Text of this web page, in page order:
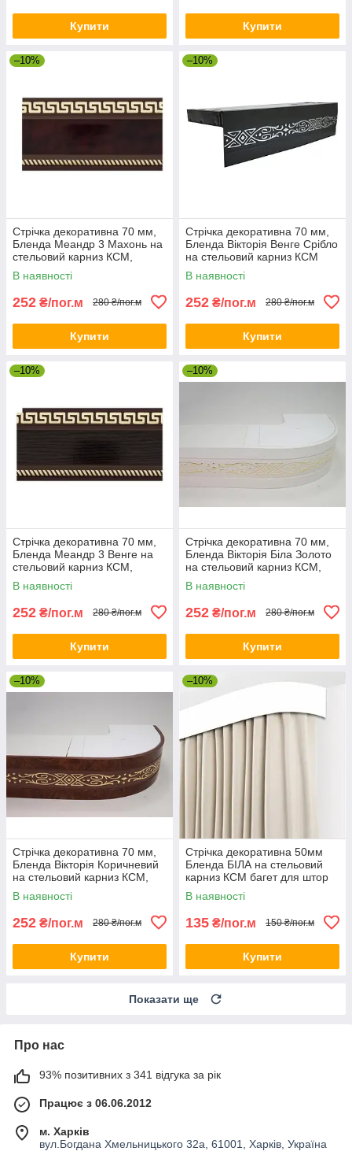
Купити Купити
–10%
Стрічка декоративна 70 мм,
Бленда Меандр 3 Махонь на
стельовий карниз КСМ,
посилений карниз стельовий
В наявності
252 ₴/пог.м 280 ₴/пог.м
Купити
–10%
Стрічка декоративна 70 мм,
Бленда Вікторія Венге Срібло
на стельовий карниз КСМ
посилений карниз
В наявності
252 ₴/пог.м 280 ₴/пог.м
Купити
–10%
Стрічка декоративна 70 мм,
Бленда Меандр 3 Венге на
стельовий карниз КСМ,
посилений карниз стельовий
В наявності
252 ₴/пог.м 280 ₴/пог.м
Купити
–10%
Стрічка декоративна 70 мм,
Бленда Вікторія Біла Золото
на стельовий карниз КСМ,
посилений карниз стельовий
В наявності
252 ₴/пог.м 280 ₴/пог.м
Купити
–10%
Стрічка декоративна 70 мм,
Бленда Вікторія Коричневий
на стельовий карниз КСМ,
посилений карниз стельовий
В наявності
252 ₴/пог.м 280 ₴/пог.м
Купити
–10%
Стрічка декоративна 50мм
Бленда БІЛА на стельовий
карниз КСМ багет для штор
В наявності
135 ₴/пог.м 150 ₴/пог.м
Купити
Показати ще
Про нас
93% позитивних з 341 відгука за рік
Працює з 06.06.2012
м. Харків
вул.Богдана Хмельницького 32а, 61001, Харків, Україна